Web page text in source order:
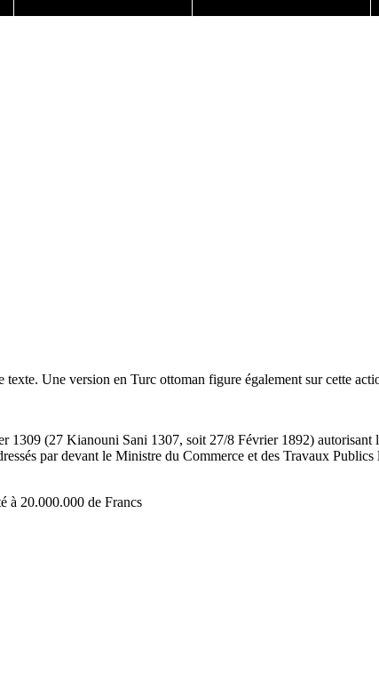
Une version en Turc ottoman figure également sur cette
1309 (27 Kianouni Sani 1307, soit 27/8 Février 1892)
par devant le Ministre du Commerce et des Travaux
à 20.000.000 de Francs